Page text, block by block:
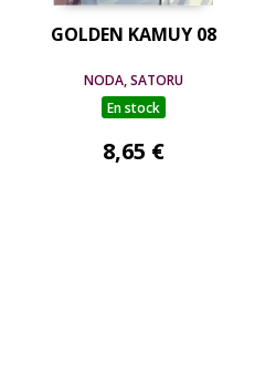
GOLDEN KAMUY 08
NODA, SATORU
En stock
8,65 €